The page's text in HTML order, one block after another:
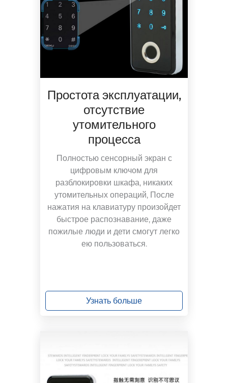
Простота эксплуатации,
отсутствие
утомительного
процесса
Полностью сенсорный экран с
цифровым ключом для
разблокировки шкафа, никаких
утомительных операций, После
нажатия на клавиатуру произойдет
быстрое распознавание, даже
пожилые люди и дети смогут легко
ею пользоваться.
Узнать больше